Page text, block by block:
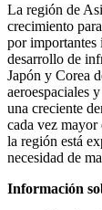
La región de
crecimiento
por importantes
desarrollo de
Japón y Corea
aeroespaciales
una creciente
cada vez mayor
la región está
necesidad de
Información